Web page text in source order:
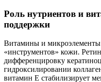
Роль нутриентов и
поддержки
Витамины и
«инструментов» кожи.
дифференцировку
гидроксилировании
витамин Е стабилизирует